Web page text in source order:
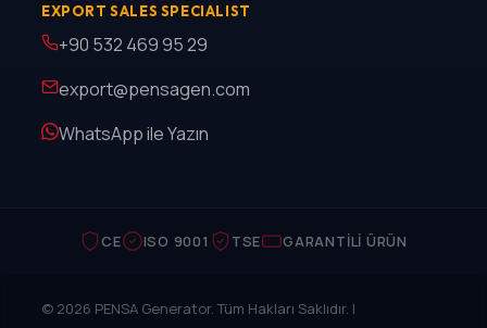
EXPORT SALES SPECIALIST
+90 532 469 95 29
export@pensagen.com
WhatsApp ile Yazın
CE ISO 9001 TSE GARANTILI ÜRÜN
© 2026 PENSA Generator. Tüm Hakları Saklıdır. |